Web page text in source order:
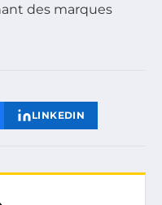
des marques
LINKEDIN